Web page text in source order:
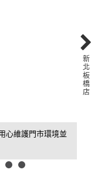
心維護門市環境並
新
北
板
橋
店